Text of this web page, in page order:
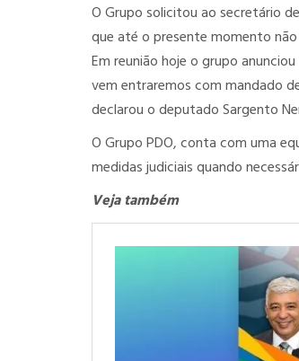
O Grupo solicitou ao secretário
que até o presente momento
Em reunião hoje o grupo
vem entraremos com mandado
declarou o deputado Sargento
O Grupo PDO, conta com uma
medidas judiciais quando
Veja também